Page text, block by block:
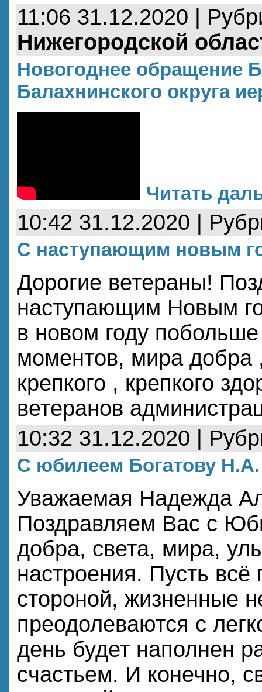
11:06 31.12.2020 |
Нижегородской
Новогоднее обращение
Балахнинского округа
Читать
10:42 31.12.2020 |
С наступающим новым
Дорогие ветераны!
наступающим Новым
в новом году
моментов, мира добра
крепкого , крепкого
ветеранов
10:32 31.12.2020 |
С юбилеем Богатову Н.А.
Уважаемая Надежда
Поздравляем Вас с
добра, света, мира,
настроения. Пусть всё
стороной, жизненные
преодолеваются с
день будет наполнен
счастьем. И конечно,